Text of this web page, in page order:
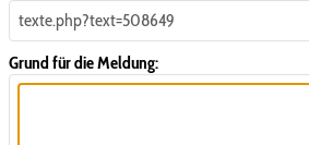
texte.php?text=508649
Grund für die Meldung: